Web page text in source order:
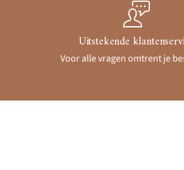
Uitstekende
Voor alle vragen omtrent je